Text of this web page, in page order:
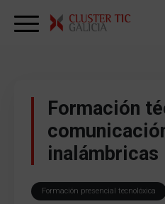
Formación
inalámbricas
Formación presencial tecnolóxica